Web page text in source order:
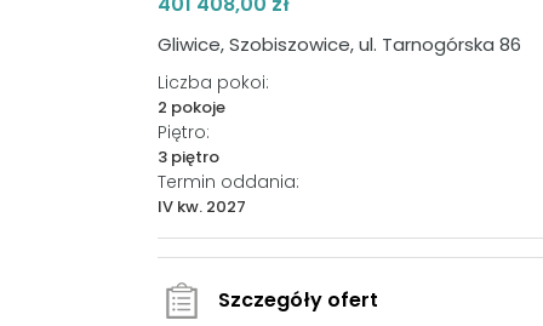
Gliwice, Szobiszowice, ul. Tarnogórska 86
Liczba pokoi:
2 pokoje
Piętro:
3 piętro
Termin oddania:
IV kw. 2027
Szczegóły ofert